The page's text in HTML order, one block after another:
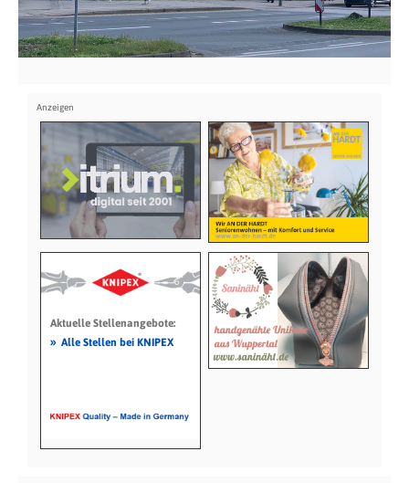
Aktuelle Stellenangebote:
» Alle Stellen bei KNIPEX